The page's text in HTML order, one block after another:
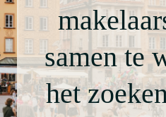
samen te
het